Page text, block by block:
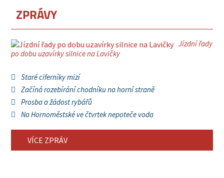
ZPRÁVY
Jízdní řady
po dobu uzavírky silnice na Lavičky
Staré ciferníky mizí
Začíná rozebírání chodníku na horní straně
Prosba a žádost rybářů
Na Hornoměstské ve čtvrtek nepoteče voda
VÍCE ZPRÁV